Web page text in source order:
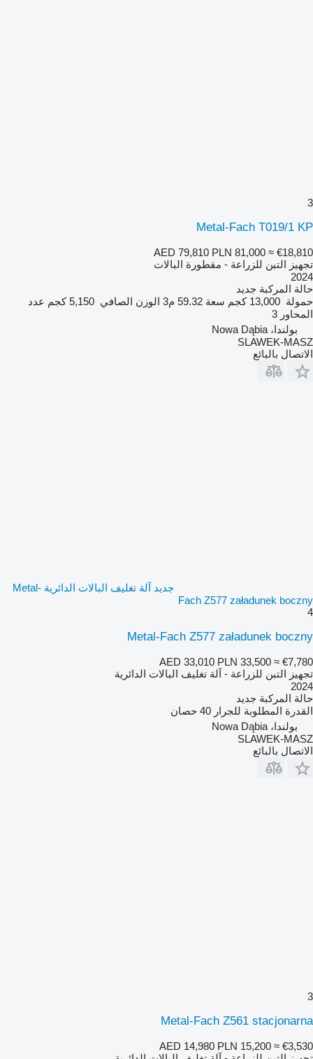
3
Metal-Fach T019/1 KP
AED 79,810 PLN 81,000 ≈ €18,810
تجهيز التبن للزراعة - مقطورة البالات
2024
حالة المركبة جديد
حمولة 13,000 كجم سعة 59.32 م3 الوزن الصافي 5,150 كجم
عدد
المحاور 3
بولندا، Nowa Dąbia
SLAWEK-MASZ
الاتصال بالبائع
جديد آلة تغليف البالات الدائرية Metal-
Fach Z577 załadunek boczny
4
Metal-Fach Z577 załadunek boczny
AED 33,010 PLN 33,500 ≈ €7,780
تجهيز التبن للزراعة - آلة تغليف البالات الدائرية
2024
حالة المركبة جديد
القدرة المطلوبة للجرار 40 حصان
بولندا، Nowa Dąbia
SLAWEK-MASZ
الاتصال بالبائع
3
Metal-Fach Z561 stacjonarna
AED 14,980 PLN 15,200 ≈ €3,530